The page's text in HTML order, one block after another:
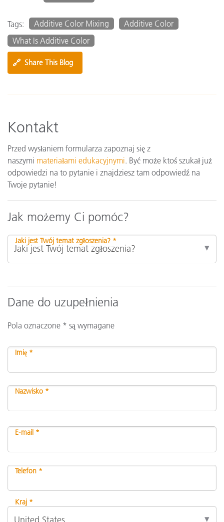
Tags: Additive Color Mixing
Additive Color
What Is Additive Color
🔗 Share This Blog
Kontakt
Przed wysłaniem formularza zapoznaj się z
naszymi materiałami edukacyjnymi. Być może ktoś szukał już
odpowiedzi na to pytanie i znajdziesz tam odpowiedź na
Twoje pytanie!
Jak możemy Ci pomóc?
Jaki jest Twój temat zgłoszenia? *
Dane do uzupełnienia
Pola oznaczone * są wymagane
Imię *
Nazwisko *
E-mail *
Telefon *
Kraj *